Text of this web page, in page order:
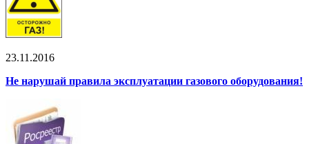
23.11.2016
Не нарушай правила эксплуатации газового оборудования!